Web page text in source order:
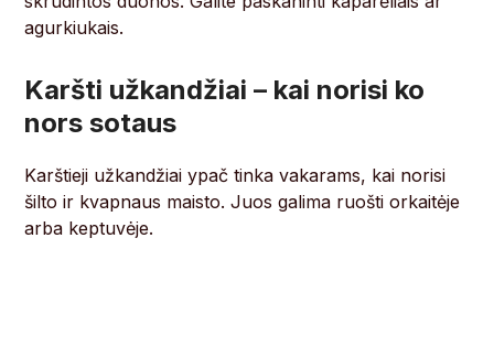
agurkiukais.
Karšti užkandžiai – kai norisi ko
nors sotaus
Karštieji užkandžiai ypač tinka vakarams, kai norisi
šilto ir kvapnaus maisto. Juos galima ruošti orkaitėje
arba keptuvėje.